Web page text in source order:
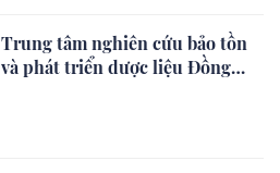
Trung tâm nghiên cứu bảo tồn
và phát triển dược liệu Đồng